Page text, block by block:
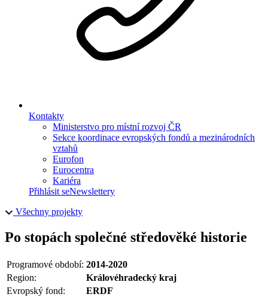
Kontakty
Ministerstvo pro místní rozvoj ČR
Sekce koordinace evropských fondů a mezinárodních
vztahů
Eurofon
Eurocentra
Kariéra
Přihlásit seNewslettery
Všechny projekty
Po stopách společné středověké historie
Programové období: 2014-2020
Region:
Královéhradecký kraj
Evropský fond:
ERDF